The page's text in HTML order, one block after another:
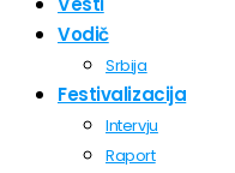
Vodič
Srbija
Festivalizacija
Intervju
Raport